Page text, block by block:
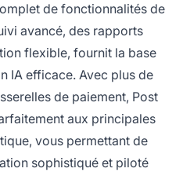
de fonctionnalités de
avancé, des rapports
flexible, fournit la base
IA efficace. Avec plus de
de paiement, Post
aux principales
vous permettant de
sophistiqué et piloté